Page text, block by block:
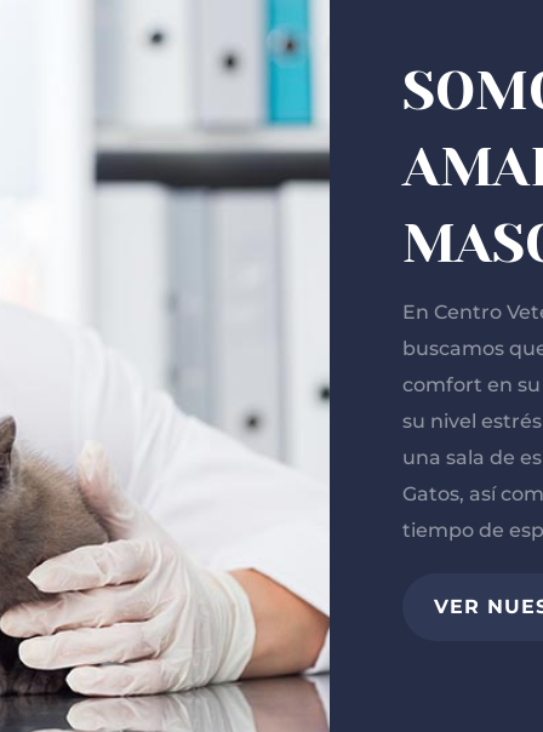
En Centro
buscamos
comfort en
su nivel
una sala de
Gatos, así
tiempo de
VER